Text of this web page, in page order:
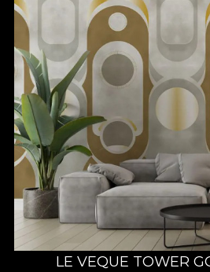
LE VEQUE TOWER